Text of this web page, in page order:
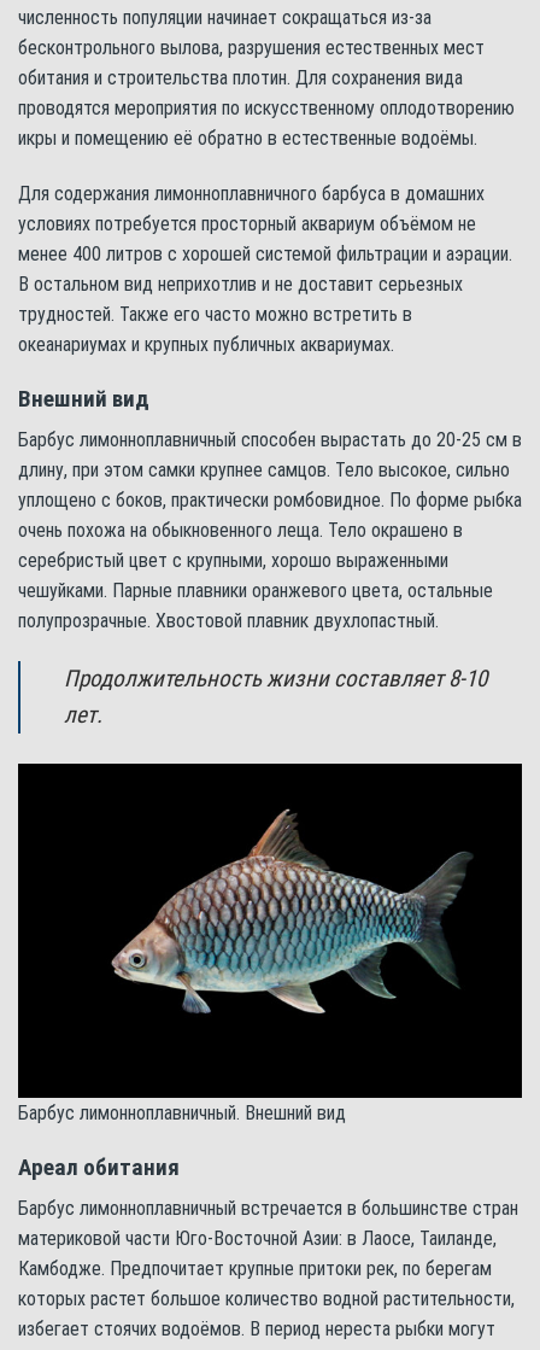
численность популяции начинает сокращаться из-за
бесконтрольного вылова, разрушения естественных мест
обитания и строительства плотин. Для сохранения вида
проводятся мероприятия по искусственному оплодотворению
икры и помещению её обратно в естественные водоёмы.
Для содержания лимонноплавничного барбуса в домашних
условиях потребуется просторный аквариум объёмом не
менее 400 литров с хорошей системой фильтрации и аэрации.
В остальном вид неприхотлив и не доставит серьезных
трудностей. Также его часто можно встретить в
океанариумах и крупных публичных аквариумах.
Внешний вид
Барбус лимонноплавничный способен вырастать до 20-25 см в
длину, при этом самки крупнее самцов. Тело высокое, сильно
уплощено с боков, практически ромбовидное. По форме рыбка
очень похожа на обыкновенного леща. Тело окрашено в
серебристый цвет с крупными, хорошо выраженными
чешуйками. Парные плавники оранжевого цвета, остальные
полупрозрачные. Хвостовой плавник двухлопастный.
Продолжительность жизни составляет 8-10
лет.
Барбус лимонноплавничный. Внешний вид
Ареал обитания
Барбус лимонноплавничный встречается в большинстве стран
материковой части Юго-Восточной Азии: в Лаосе, Таиланде,
Камбодже. Предпочитает крупные притоки рек, по берегам
которых растет большое количество водной растительности,
избегает стоячих водоёмов. В период нереста рыбки могут